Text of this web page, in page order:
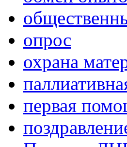
опрос
охрана
первая